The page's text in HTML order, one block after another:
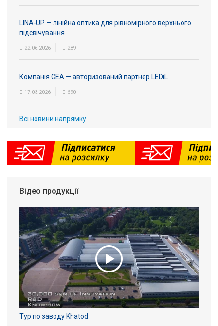
LINA-UP — лінійна оптика для рівномірного верхнього
підсвічування
22.06.2026 289
Компанія СЕА — авторизований партнер LEDiL
17.03.2026 690
Всі новини напрямку
Відео продукції
Тур по заводу Khatod